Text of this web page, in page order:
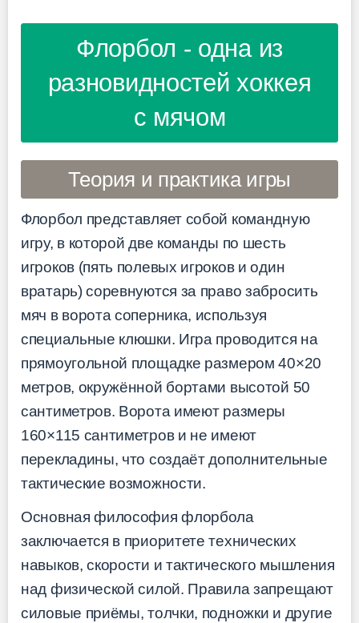
Флорбол - одна из
разновидностей хоккея
с мячом
Теория и практика игры
Флорбол представляет собой командную
игру, в которой две команды по шесть
игроков (пять полевых игроков и один
вратарь) соревнуются за право забросить
мяч в ворота соперника, используя
специальные клюшки. Игра проводится на
прямоугольной площадке размером 40×20
метров, окружённой бортами высотой 50
сантиметров. Ворота имеют размеры
160×115 сантиметров и не имеют
перекладины, что создаёт дополнительные
тактические возможности.
Основная философия флорбола
заключается в приоритете технических
навыков, скорости и тактического мышления
над физической силой. Правила запрещают
силовые приёмы, толчки, подножки и другие